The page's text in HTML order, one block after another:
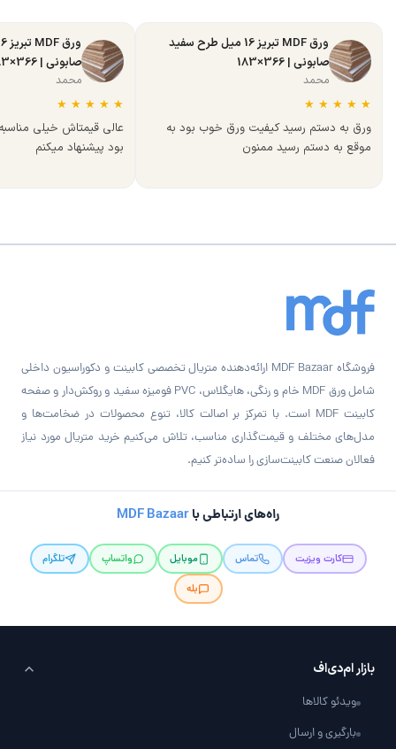
ورق MDF تبریز 16 میل طرح سفید
صابونی | 366×183
محمد
★
★
★
★
★
ورق به دستم رسید کیفیت ورق خوب بود به
موقع به دستم رسید ممنون
صابونی | 366×183
محمد
★
★
★
★
★
عالی قیمتاش خیلی
بود پیشنهاد میکنم
فروشگاه MDF Bazaar ارائه‌دهنده متریال تخصصی کابینت و دکوراسیون داخلی
شامل ورق MDF خام و رنگی، هایگلاس، PVC فومیزه سفید و روکش‌دار و صفحه
کابینت MDF است. با تمرکز بر اصالت کالا، تنوع محصولات در ضخامت‌ها و
مدل‌های مختلف و قیمت‌گذاری مناسب، تلاش می‌کنیم خرید متریال مورد نیاز
فعالان صنعت کابینت‌سازی را ساده‌تر کنیم.
راه‌های ارتباطی باMDF Bazaar
کارت ویزیت تماس موبایل واتساپ
تلگرام
بله
بازار ام‌دی‌اف
ویدئو کالاها
بارگیری و ارسال